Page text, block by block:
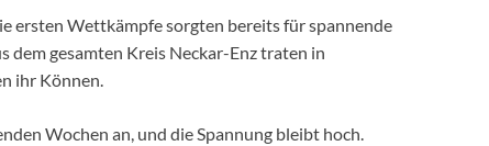
ersten Wettkämpfe sorgten bereits für spannende
dem gesamten Kreis Neckar-Enz traten in
ihr Können.
Wochen an, und die Spannung bleibt hoch.